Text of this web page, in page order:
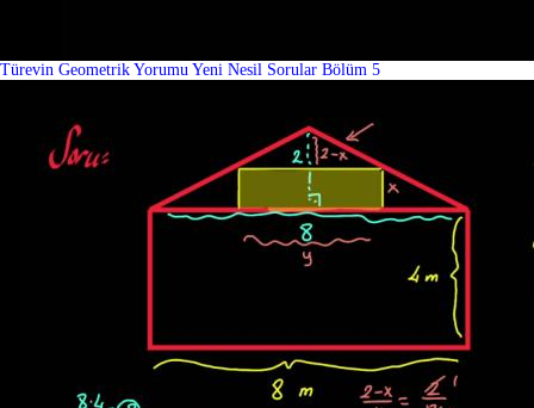
Türevin Geometrik Yorumu Yeni Nesil Sorular Bölüm 5